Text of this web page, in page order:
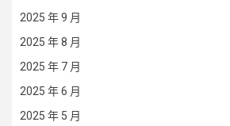
2025 年 9 月
2025 年 8 月
2025 年 7 月
2025 年 6 月
2025 年 5 月